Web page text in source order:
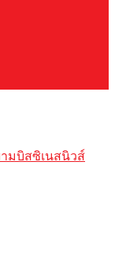
มบิสซิเนสนิวส์